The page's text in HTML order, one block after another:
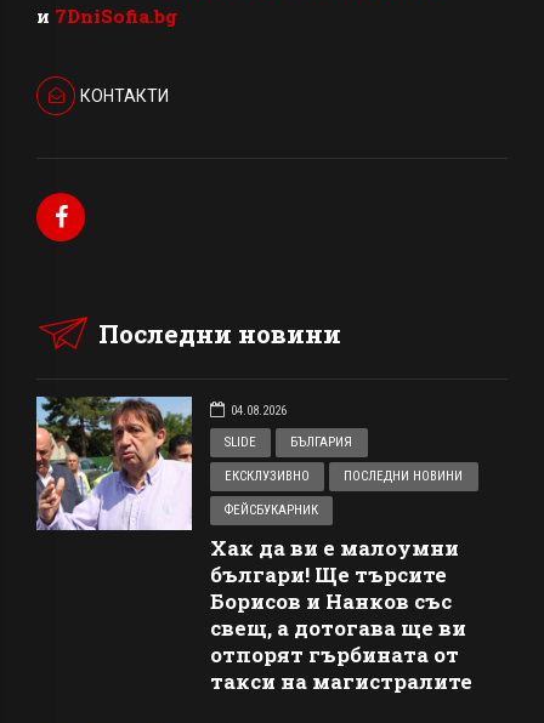
и 7DniSofia.bg
КОНТАКТИ
Последни новини
04.08.2026
SLIDE
БЪЛГАРИЯ
ЕКСКЛУЗИВНО ПОСЛЕДНИ НОВИНИ
ФЕЙСБУКАРНИК
Хак да ви е малоумни
българи! Ще търсите
Борисов и Нанков със
свещ, а дотогава ще ви
отпорят гърбината от
такси на магистралите